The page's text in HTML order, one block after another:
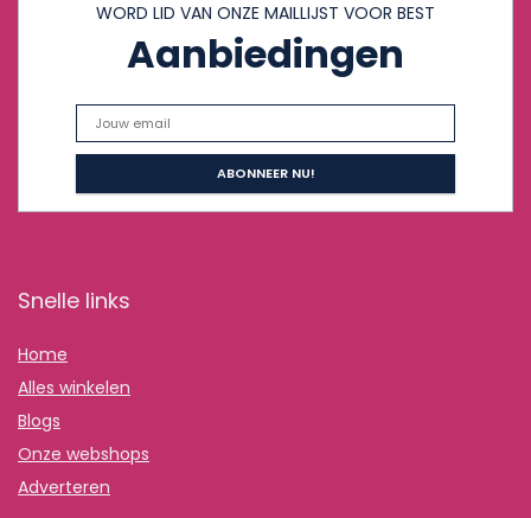
WORD LID VAN ONZE MAILLIJST VOOR BEST
Aanbiedingen
Snelle links
Home
Alles winkelen
Blogs
Onze webshops
Adverteren